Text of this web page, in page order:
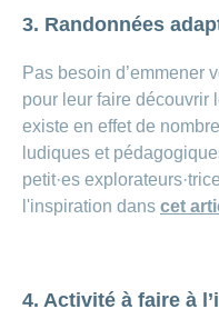
3. Randonnées
Pas besoin d’emmener
pour leur faire découvrir
existe en effet de
ludiques et
petit·es
l'inspiration dans cet
4. Activité à faire à